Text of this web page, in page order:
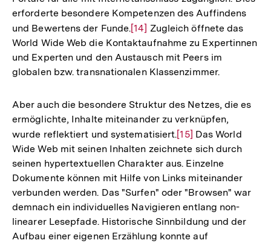
erforderte besondere Kompetenzen des Auffindens
und Bewertens der Funde.Zur
Auflösung
der
Fußnote
[14] Zugleich öffnete das
World Wide Web die Kontaktaufnahme zu Expertinnen
und Experten und den Austausch mit Peers im
globalen bzw. transnationalen Klassenzimmer.
Aber auch die besondere Struktur des Netzes, die es
ermöglichte, Inhalte miteinander zu verknüpfen,
wurde reflektiert und systematisiert.Zur
Auflösung
der
Fußnote
[15] Das World
Wide Web mit seinen Inhalten zeichnete sich durch
seinen hypertextuellen Charakter aus. Einzelne
Dokumente können mit Hilfe von Links miteinander
verbunden werden. Das "Surfen" oder "Browsen" war
demnach ein individuelles Navigieren entlang non-
linearer Lesepfade. Historische Sinnbildung und der
Aufbau einer eigenen Erzählung konnte auf